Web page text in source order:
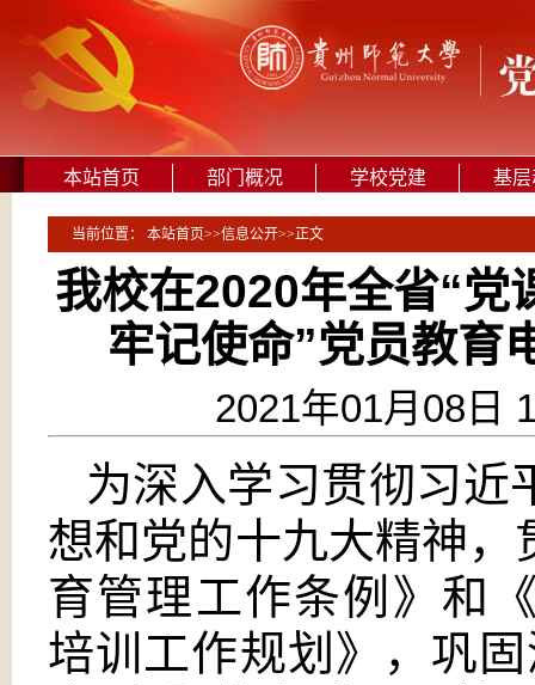
本站首页 部门概况 学校党建 基层
当前位置： 本站首页>>信息公开>>正文
我校在2020年全省“党
牢记使命”党员教育
2021年01月08日
为深入学习贯彻习近
想和党的十九大精神
育管理工作条例》和
培训工作规划》，巩